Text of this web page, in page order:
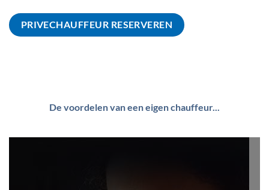
PRIVECHAUFFEUR RESERVEREN
De voordelen van een eigen chauffeur...